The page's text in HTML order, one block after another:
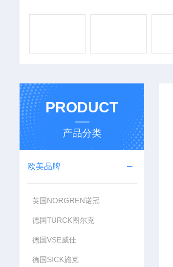
PRODUCT
产品分类
欧美品牌
英国NORGREN诺冠
德国TURCK图尔克
德国VSE威仕
德国SICK施克